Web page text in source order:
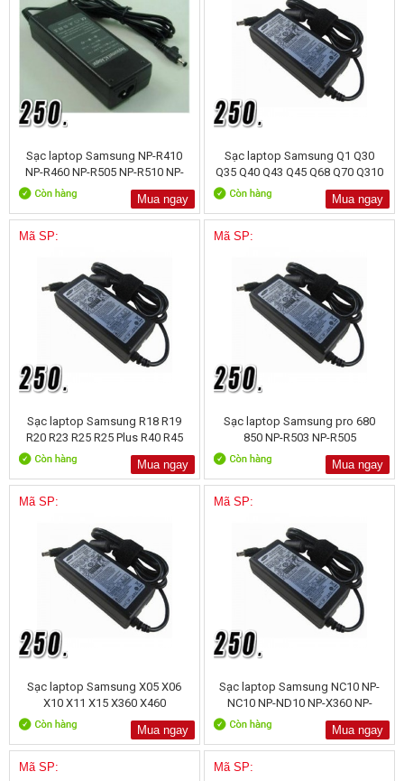
Sạc laptop Samsung NP-R410
NP-R460 NP-R505 NP-R510 NP-
Mua ngay
Sạc laptop Samsung Q1 Q30
Q35 Q40 Q43 Q45 Q68 Q70 Q310
Mua ngay
Mã SP:
Sạc laptop Samsung R18 R19
R20 R23 R25 R25 Plus R40 R45
Mua ngay
Mã SP:
Sạc laptop Samsung pro 680
850 NP-R503 NP-R505
Mua ngay
Mã SP:
Sạc laptop Samsung X05 X06
X10 X11 X15 X360 X460
Mua ngay
Mã SP:
Sạc laptop Samsung NC10 NP-
NC10 NP-ND10 NP-X360 NP-
Mua ngay
Mã SP: Mã SP: